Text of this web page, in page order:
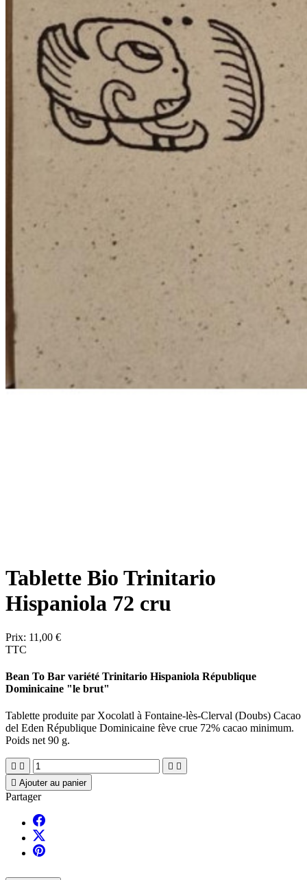
Tablette Bio Trinitario
Hispaniola 72 cru
Prix: 11,00 €
TTC
Bean To Bar variété Trinitario Hispaniola République
Dominicaine "le brut"
Tablette produite par Xocolatl à Fontaine-lès-Clerval (Doubs) Cacao
del Eden République Dominicaine fève crue 72% cacao minimum.
Poids net 90 g.
   
 Ajouter au panier
Partager